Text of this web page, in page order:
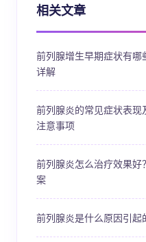
相关文章
前列腺增生早期症状有
详解
前列腺炎的常见症状表
注意事项
前列腺炎怎么治疗效果
案
前列腺炎是什么原因引